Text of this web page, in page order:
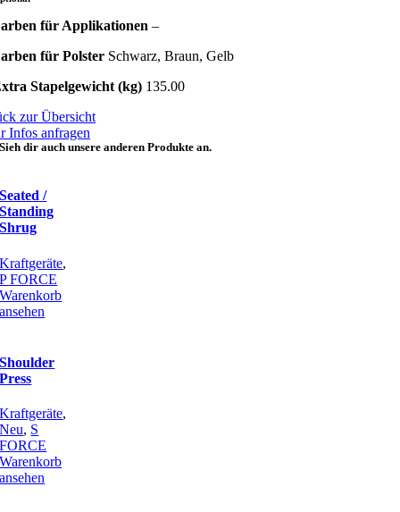
für Applikationen –
für Polster Schwarz, Braun, Gelb
Stapelgewicht (kg) 135.00
zur Übersicht
Infos anfragen
Sieh dir auch unsere anderen Produkte an.
Seated /
Standing
Shrug
Kraftgeräte,
P FORCE
Warenkorb
ansehen
Shoulder
Press
Kraftgeräte,
Neu, S
FORCE
Warenkorb
ansehen